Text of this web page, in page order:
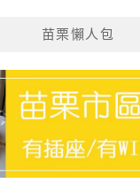
苗栗懶人包